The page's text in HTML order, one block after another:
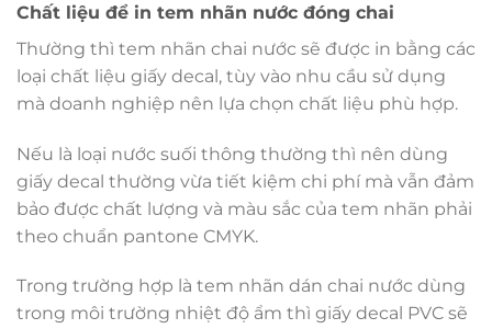
Chất liệu để in tem nhãn nước đóng chai
Thường thì tem nhãn chai nước sẽ được in bằng các
loại chất liệu giấy decal, tùy vào nhu cầu sử dụng
mà doanh nghiệp nên lựa chọn chất liệu phù hợp.
Nếu là loại nước suối thông thường thì nên dùng
giấy decal thường vừa tiết kiệm chi phí mà vẫn đảm
bảo được chất lượng và màu sắc của tem nhãn phải
theo chuẩn pantone CMYK.
Trong trường hợp là tem nhãn dán chai nước dùng
trong môi trường nhiệt độ ẩm thì giấy decal PVC sẽ